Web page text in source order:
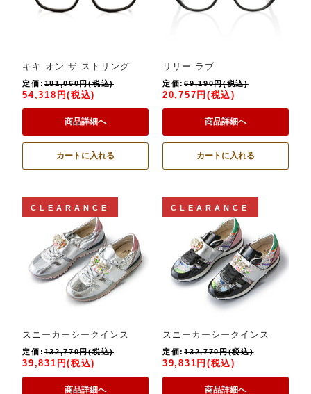
キキ オン ザ ストリング
定価:181,060円(税込)
54,318円(税込)
商品詳細へ
カートに入れる
リリー ラブ
定価:69,190円(税込)
20,757円(税込)
商品詳細へ
カートに入れる
CLEARANCE
スニーカーシークインス
定価:132,770円(税込)
39,831円(税込)
商品詳細へ
CLEARANCE
スニーカーシークインス
定価:132,770円(税込)
39,831円(税込)
商品詳細へ